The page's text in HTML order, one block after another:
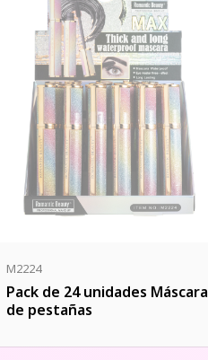
M2224
Pack de 24 unidades Máscara
de pestañas